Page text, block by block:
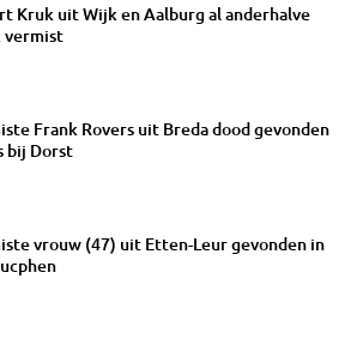
Kruk uit Wijk en Aalburg al anderhalve
vermist
Frank Rovers uit Breda dood gevonden
bij Dorst
vrouw (47) uit Etten-Leur gevonden in